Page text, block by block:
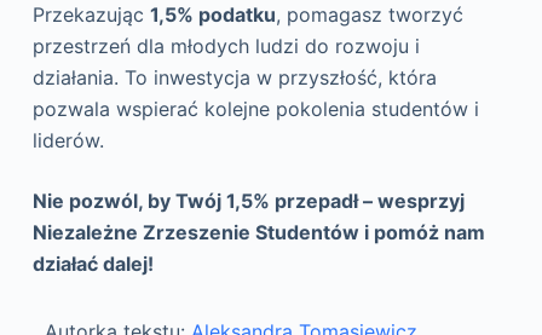
Przekazując 1,5% podatku, pomagasz tworzyć
przestrzeń dla młodych ludzi do rozwoju i
działania. To inwestycja w przyszłość, która
pozwala wspierać kolejne pokolenia studentów i
liderów.
Nie pozwól, by Twój 1,5% przepadł – wesprzyj
Niezależne Zrzeszenie Studentów i pomóż nam
działać dalej!